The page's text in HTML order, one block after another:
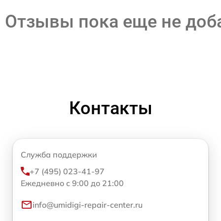
Отзывы пока еще не
Контакты
Служба поддержки
+7 (495) 023-41-97
Ежедневно с 9:00 до 21:00
info@umidigi-repair-center.ru